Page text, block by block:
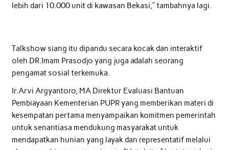
lebih dari 10.000 unit di kawasan Bekasi,” tambahnya lagi.
Talkshow siang itu dipandu secara kocak dan interaktif
oleh DR.Imam Prasodjo yang juga adalah seorang
pengamat sosial terkemuka.
Ir.Arvi Argyantoro, MA Direktur Evaluasi Bantuan
Pembiayaan Kementerian PUPR yang memberikan materi di
kesempatan pertama menyampaikan komitmen pemerintah
untuk senantiasa mendukung masyarakat untuk
mendapatkan hunian yang layak dan representatif melalui